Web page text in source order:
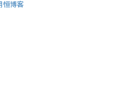
恒博客